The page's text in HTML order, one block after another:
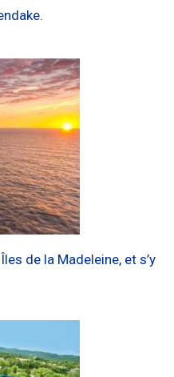
de la Madeleine, et s’y